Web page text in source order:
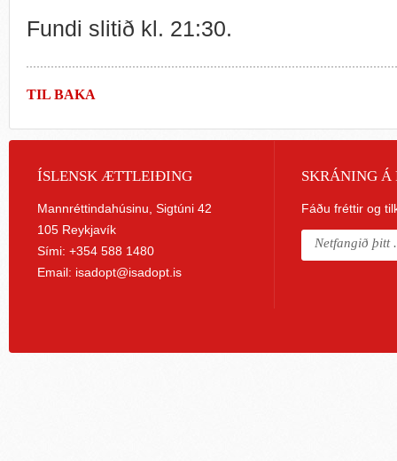
Fundi slitið kl. 21:30.
TIL BAKA
ÍSLENSK ÆTTLEIÐING
Mannréttindahúsinu, Sigtúni 42
105 Reykjavík
Sími: +354 588 1480
Email: isadopt@isadopt.is
SKRÁNING Á
Fáðu fréttir og